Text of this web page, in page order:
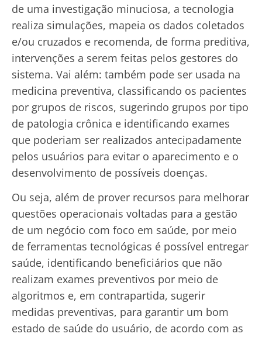
de uma investigação minuciosa, a tecnologia
realiza simulações, mapeia os dados coletados
e/ou cruzados e recomenda, de forma preditiva,
intervenções a serem feitas pelos gestores do
sistema. Vai além: também pode ser usada na
medicina preventiva, classificando os pacientes
por grupos de riscos, sugerindo grupos por tipo
de patologia crônica e identificando exames
que poderiam ser realizados antecipadamente
pelos usuários para evitar o aparecimento e o
desenvolvimento de possíveis doenças.
Ou seja, além de prover recursos para melhorar
questões operacionais voltadas para a gestão
de um negócio com foco em saúde, por meio
de ferramentas tecnológicas é possível entregar
saúde, identificando beneficiários que não
realizam exames preventivos por meio de
algoritmos e, em contrapartida, sugerir
medidas preventivas, para garantir um bom
estado de saúde do usuário, de acordo com as